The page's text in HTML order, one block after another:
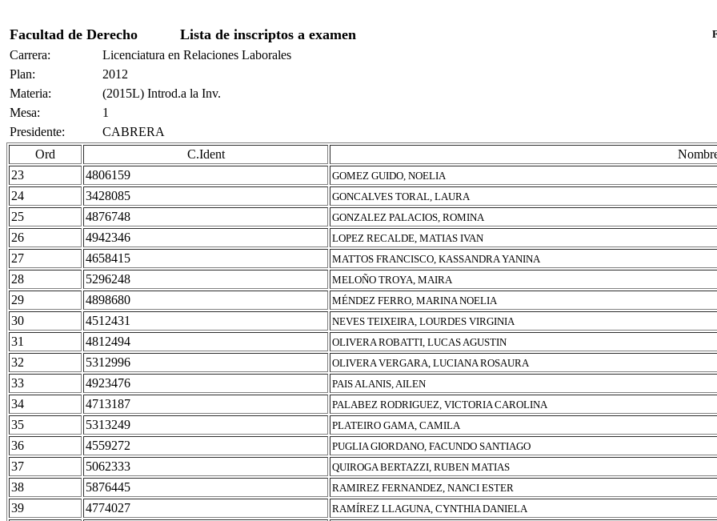
Facultad de Derecho Lista de inscriptos a examen
Carrera:
Licenciatura en Relaciones Laborales
Plan:
2012
Materia:
(2015L) Introd.a la Inv.
Mesa:
1
Presidente:
CABRERA
Ord
C.Ident
23
4806159 GOMEZ GUIDO, NOELIA
24 3428085 GONCALVES TORAL, LAURA
25 4876748 GONZALEZ PALACIOS, ROMINA
26 4942346 LOPEZ RECALDE, MATIAS IVAN
27 4658415 MATTOS FRANCISCO, KASSANDRA YANINA
28 5296248 MELOÑO TROYA, MAIRA
29 4898680 MÉNDEZ FERRO, MARINA NOELIA
30 4512431 NEVES TEIXEIRA, LOURDES VIRGINIA
31 4812494 OLIVERA ROBATTI, LUCAS AGUSTIN
32 5312996 OLIVERA VERGARA, LUCIANA ROSAURA
33 4923476 PAIS ALANIS, AILEN
34 4713187 PALABEZ RODRIGUEZ, VICTORIA CAROLINA
35 5313249 PLATEIRO GAMA, CAMILA
36 4559272 PUGLIA GIORDANO, FACUNDO SANTIAGO
37 5062333 QUIROGA BERTAZZI, RUBEN MATIAS
38 5876445 RAMIREZ FERNANDEZ, NANCI ESTER
39 4774027 RAMÍREZ LLAGUNA, CYNTHIA DANIELA